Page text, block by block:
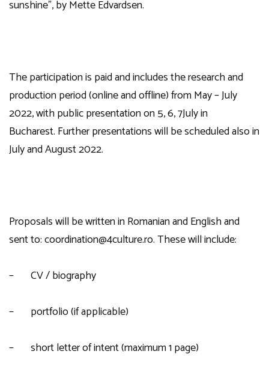
sunshine”, by Mette Edvardsen.
The participation is paid and includes the research and
production period (online and offline) from May – July
2022, with public presentation on 5, 6, 7July in
Bucharest. Further presentations will be scheduled also in
July and August 2022.
Proposals will be written in Romanian and English and
sent to: coordination@4culture.ro. These will include:
– CV / biography
– portfolio (if applicable)
– short letter of intent (maximum 1 page)